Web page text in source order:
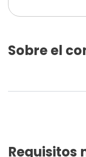
Sobre el
Requisitos